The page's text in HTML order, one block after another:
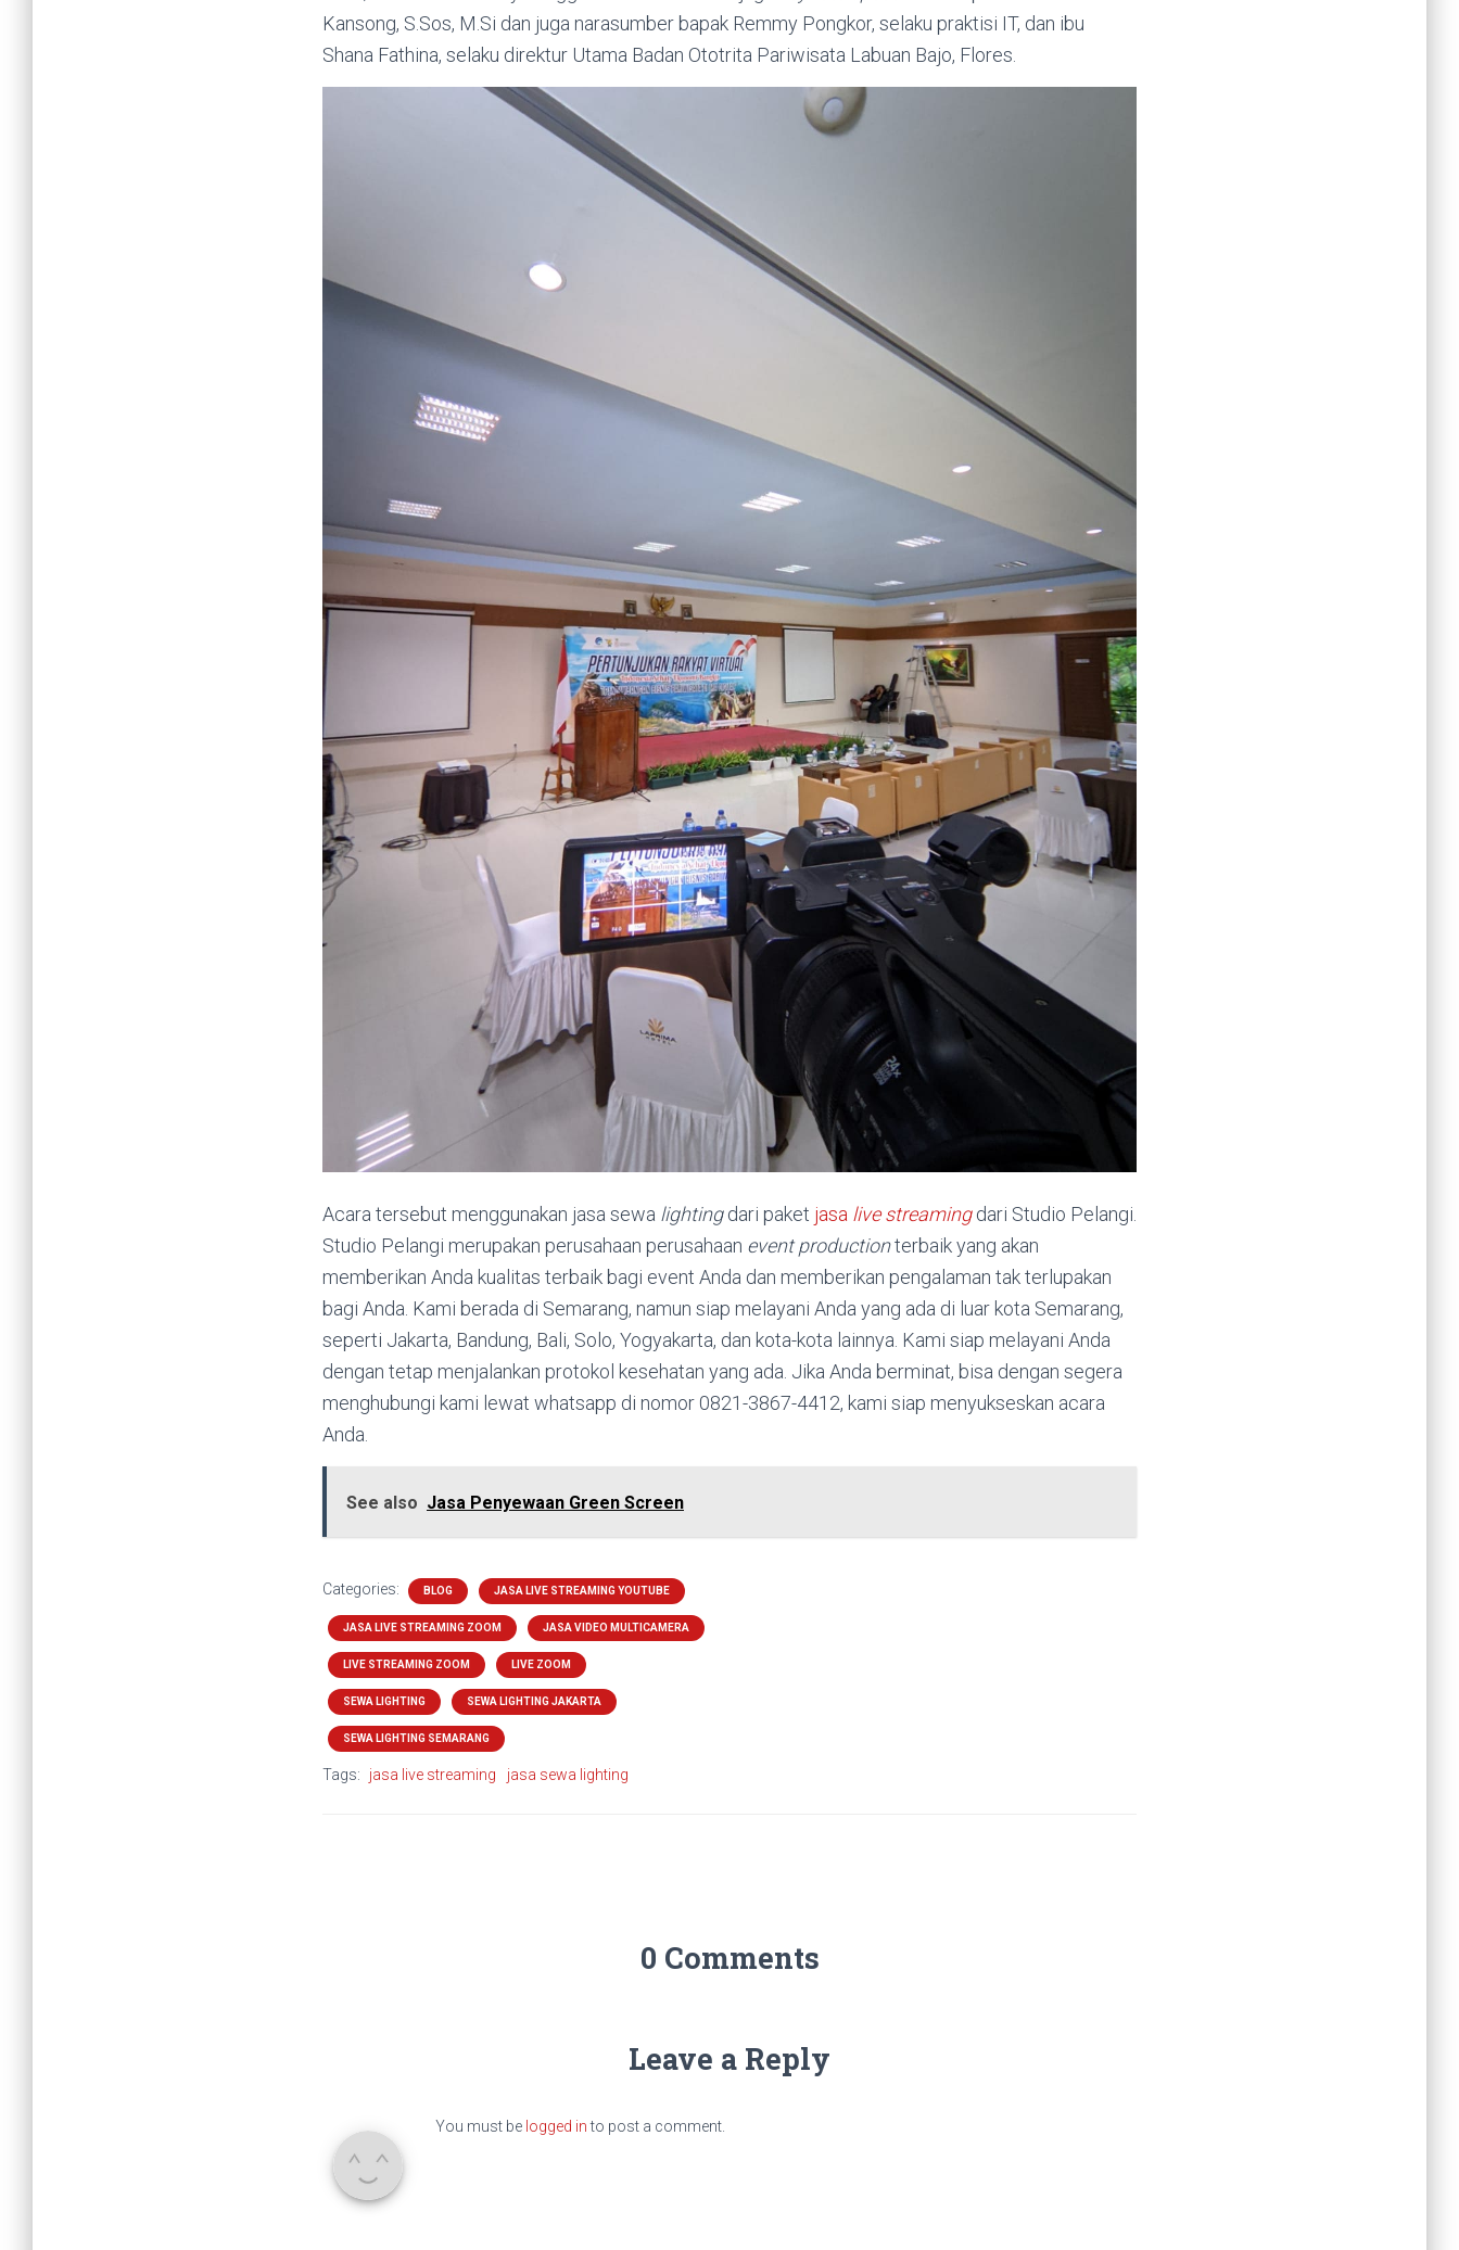
Kansong, S.Sos, M.Si dan juga narasumber bapak Remmy Pongkor, selaku praktisi IT, dan ibu
Shana Fathina, selaku direktur Utama Badan Ototrita Pariwisata Labuan Bajo, Flores.
Acara tersebut menggunakan jasa sewa lightingdari paket jasa live streamingdari Studio Pelangi.
Studio Pelangi merupakan perusahaan perusahaan event productionterbaik yang akan
memberikan Anda kualitas terbaik bagi event Anda dan memberikan pengalaman tak terlupakan
bagi Anda. Kami berada di Semarang, namun siap melayani Anda yang ada di luar kota Semarang,
seperti Jakarta, Bandung, Bali, Solo, Yogyakarta, dan kota-kota lainnya. Kami siap melayani Anda
dengan tetap menjalankan protokol kesehatan yang ada. Jika Anda berminat, bisa dengan segera
menghubungi kami lewat whatsapp di nomor 0821-3867-4412, kami siap menyukseskan acara
Anda.
See also Jasa Penyewaan Green Screen
Categories: BLOG JASA LIVE STREAMING YOUTUBE
JASA LIVE STREAMING ZOOM JASA VIDEO MULTICAMERA
LIVE STREAMING ZOOM LIVE ZOOM
SEWA LIGHTING SEWA LIGHTING JAKARTA
SEWA LIGHTING SEMARANG
Tags: jasa live streaming jasa sewa lighting
0 Comments
Leave a Reply
You must be logged into post a comment.